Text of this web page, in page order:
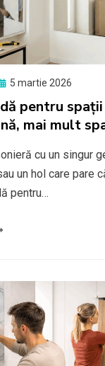
5 martie 2026
pentru spații
mai mult
cu un singur
un hol care pare
pentru…